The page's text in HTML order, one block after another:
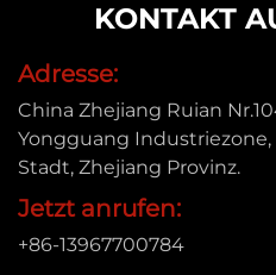
KONTAKT
Adresse:
China Zhejiang Ruian
Yongguang Industriezone,
Stadt, Zhejiang Provinz.
Jetzt anrufen:
+86-13967700784